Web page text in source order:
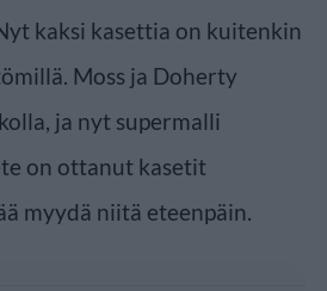
kaksi kasettia on kuitenkin
Moss ja Doherty
ja nyt supermalli
on ottanut kasetit
myydä niitä eteenpäin.